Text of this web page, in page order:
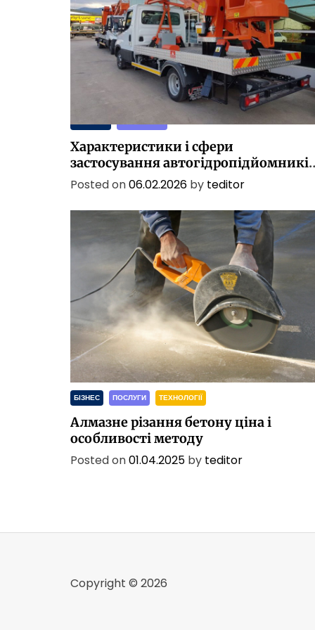
і
о
с
о
б
л
и
о
т
і
м
т
о
д
у
ПОСЛУГИ ТЕХНОЛОГІЇ
Характеристики і сфери
застосування автогідропідйомників
в Україні
Posted on06.02.2026 by teditor
БІЗНЕС ПОСЛУГИ ТЕХНОЛОГІЇ
Алмазне різання бетону ціна і
особливості методу
Posted on01.04.2025 by teditor
Copyright © 2026